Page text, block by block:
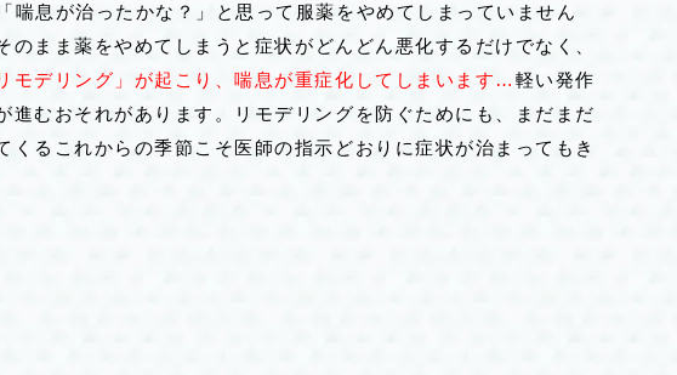
息が治ったかな？」と思って服薬をやめてしまっていません
のまま薬をやめてしまうと症状がどんどん悪化するだけでなく、
モデリング」が起こり、喘息が重症化してしまいます… 軽い発作
むおそれがあります。リモデリングを防ぐためにも、まだまだ
るこれからの季節こそ医師の指示どおりに症状が治まってもき